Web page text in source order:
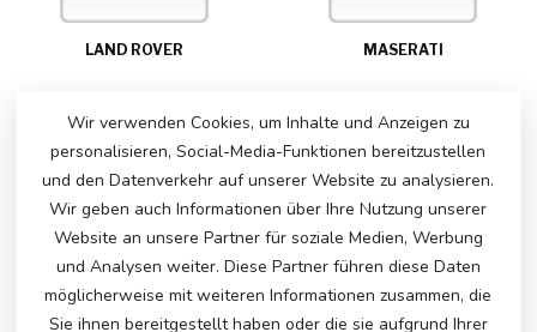
LAND ROVER MASERATI
Wir verwenden Cookies, um Inhalte und Anzeigen zu
personalisieren, Social-Media-Funktionen bereitzustellen
und den Datenverkehr auf unserer Website zu analysieren.
Wir geben auch Informationen über Ihre Nutzung unserer
Website an unsere Partner für soziale Medien, Werbung
und Analysen weiter. Diese Partner führen diese Daten
möglicherweise mit weiteren Informationen zusammen, die
Sie ihnen bereitgestellt haben oder die sie aufgrund Ihrer